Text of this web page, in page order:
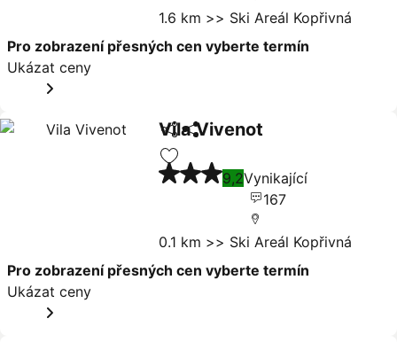
1.6 km >> Ski Areál Kopřivná
Pro zobrazení přesných cen vyberte termín
Ukázat ceny
Sdílet
Přidat na seznam oblíbených
Vila Vivenot
Ukázat ceny
3 Počet hvězdiček
9,2Vynikající
167
0.1 km >> Ski Areál Kopřivná
Pro zobrazení přesných cen vyberte termín
Ukázat ceny